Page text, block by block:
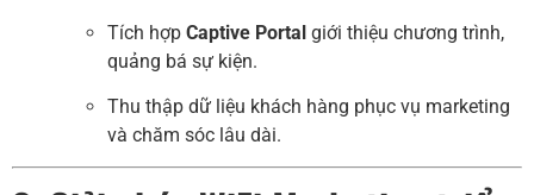
Tích hợp Captive Portal giới thiệu chương trình,
quảng bá sự kiện.
Thu thập dữ liệu khách hàng phục vụ marketing
và chăm sóc lâu dài.